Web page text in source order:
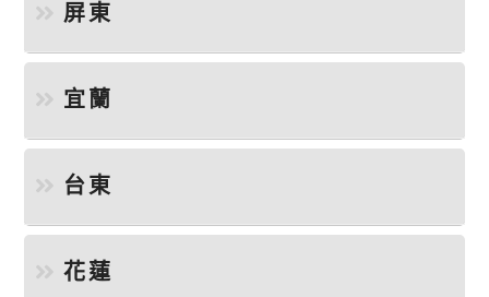
屏東
宜蘭
台東
花蓮